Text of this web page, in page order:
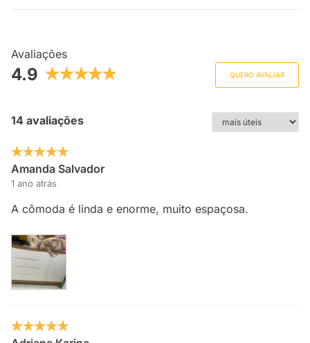
Avaliações
4.9 QUERO AVALIAR
14 avaliações
Amanda Salvador
1 ano atrás
A cômoda é linda e enorme, muito espaçosa.